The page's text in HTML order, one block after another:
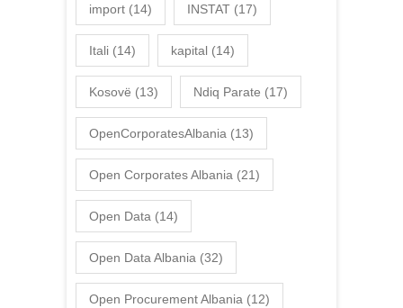
import (14) INSTAT (17)
Itali (14) kapital (14)
Kosovë (13) Ndiq Parate (17)
OpenCorporatesAlbania (13)
Open Corporates Albania (21)
Open Data (14)
Open Data Albania (32)
Open Procurement Albania (12)